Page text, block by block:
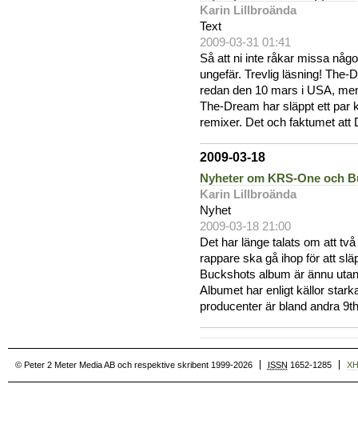
Karin Lillbroända
Text
2009-03-31 01:41
Så att ni inte råkar missa
ungefär. Trevlig läsning! The-
redan den 10 mars i USA,
The-Dream har släppt ett par
remixer. Det och faktumet
2009-03-18
Nyheter om KRS-One och
Karin Lillbroända
Nyhet
2009-03-18 21:00
Det har länge talats om att
rappare ska gå ihop för att
Buckshots album är ännu
Albumet har enligt källor
producenter är bland andra
© Peter 2 Meter Media AB och respektive skribent 1999-2026 ISSN 1652-1285